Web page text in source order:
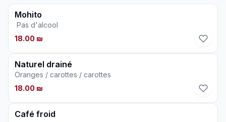
Mohito
Pas d'alcool
18.00 ₪
Naturel drainé
Oranges / carottes / carottes
18.00 ₪
Café froid